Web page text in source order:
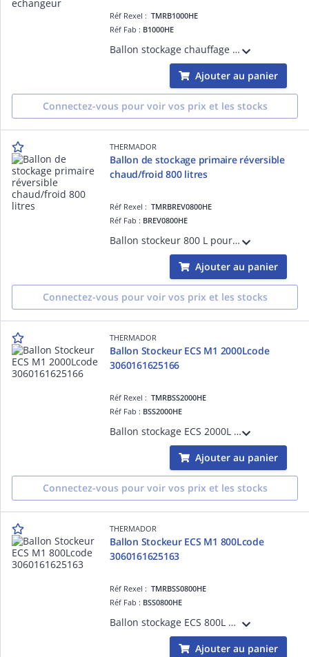
Réf Rexel :TMRB1000HE
Réf Fab : B1000HE
Ballon stockage chauffage 1000L Thermador classe Erp C
Ajouter au panier
Connectez-vous pour voir vos prix et les stocks
THERMADOR
Ballon de stockage primaire réversible
chaud/froid 800 litres
Réf Rexel :TMRBREV0800HE
Réf Fab : BREV0800HE
Ballon stockeur 800 L pour chauffage/refroidissement, réduisant les démarrages chaudière/PAC. Isolation mousse polyuréthane M2, jaquette fixe en tôle galvanisée, piquage 1'1/2 pour résistance d'appoint.
Ajouter au panier
Connectez-vous pour voir vos prix et les stocks
THERMADOR
Ballon Stockeur ECS M1 2000Lcode
3060161625166
Réf Rexel :TMRBSS2000HE
Réf Fab : BSS2000HE
Ballon stockage ECS 2000L M1, classe ERP C
Ajouter au panier
Connectez-vous pour voir vos prix et les stocks
THERMADOR
Ballon Stockeur ECS M1 800Lcode
3060161625163
Réf Rexel :TMRBSS0800HE
Réf Fab : BSS0800HE
Ballon stockage ECS 800L M1, classe ERP C
Ajouter au panier